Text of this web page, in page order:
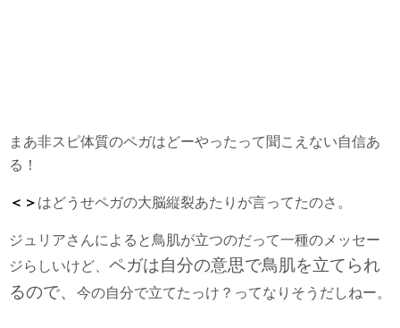
まあ非スピ体質のペガはどーやったって聞こえない自信あ
る！
＜＞ はどうせペガの大脳縦裂あたりが言ってたのさ。
ジュリアさんによると鳥肌が立つのだって一種のメッセー
ジらしいけど、 ペガは自分の意思で鳥肌を立てられ
るので、
今の自分で立てたっけ？ってなりそうだしねー。